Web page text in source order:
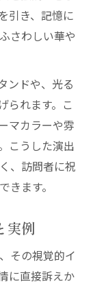
ント
は
選び
対策
は何か
注意点
贈る方法
分け方
り方
ジ文例集
コツ
引き、記憶に
さわしい華や
ンドや、光る
られます。こ
マカラーや雰
こうした演出
、訪問者に祝
ます。
実例
その視覚的イ
に直接訴えか